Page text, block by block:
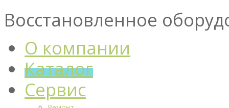
Восстановленное
О компании
Каталог
Сервис